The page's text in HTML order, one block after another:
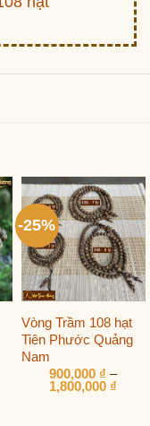
-25%
Vòng Trầm 108 hạt
Tiên Phước Quảng
Nam
900,000 ₫ –
1,800,000 ₫